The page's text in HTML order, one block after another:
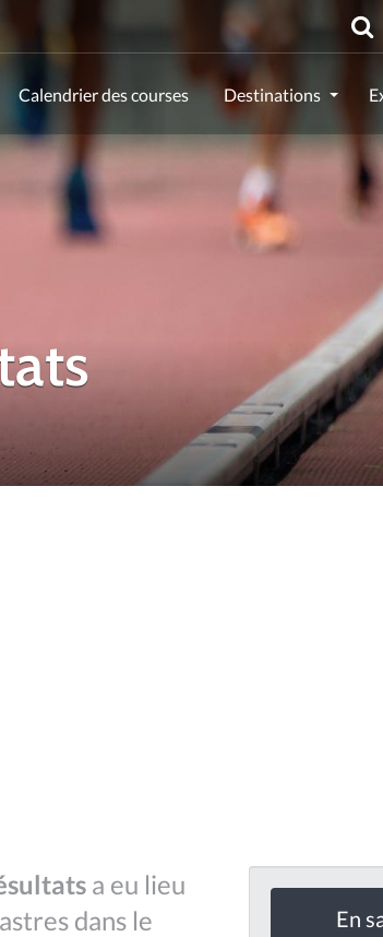
Calendrier des courses Destinations
a eu lieu
dans le
En